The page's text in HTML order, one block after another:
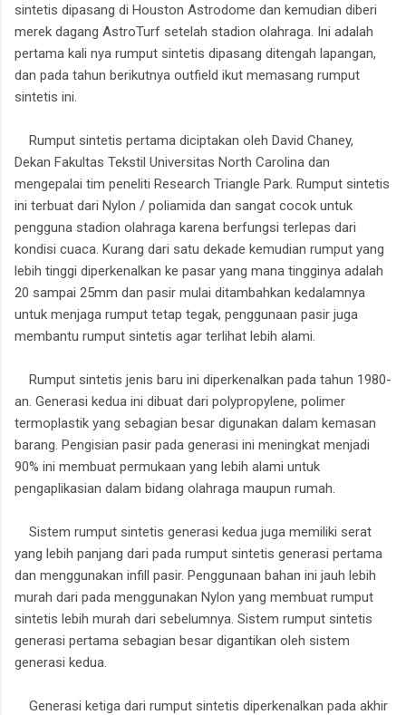
sintetis dipasang di Houston Astrodome dan kemudian diberi
merek dagang AstroTurf setelah stadion olahraga. Ini adalah
pertama kali nya rumput sintetis dipasang ditengah lapangan,
dan pada tahun berikutnya outfield ikut memasang rumput
sintetis ini.
Rumput sintetis pertama diciptakan oleh David Chaney,
Dekan Fakultas Tekstil Universitas North Carolina dan
mengepalai tim peneliti Research Triangle Park. Rumput sintetis
ini terbuat dari Nylon / poliamida dan sangat cocok untuk
pengguna stadion olahraga karena berfungsi terlepas dari
kondisi cuaca. Kurang dari satu dekade kemudian rumput yang
lebih tinggi diperkenalkan ke pasar yang mana tingginya adalah
20 sampai 25mm dan pasir mulai ditambahkan kedalamnya
untuk menjaga rumput tetap tegak, penggunaan pasir juga
membantu rumput sintetis agar terlihat lebih alami.
Rumput sintetis jenis baru ini diperkenalkan pada tahun 1980-
an. Generasi kedua ini dibuat dari polypropylene, polimer
termoplastik yang sebagian besar digunakan dalam kemasan
barang. Pengisian pasir pada generasi ini meningkat menjadi
90% ini membuat permukaan yang lebih alami untuk
pengaplikasian dalam bidang olahraga maupun rumah.
Sistem rumput sintetis generasi kedua juga memiliki serat
yang lebih panjang dari pada rumput sintetis generasi pertama
dan menggunakan infill pasir. Penggunaan bahan ini jauh lebih
murah dari pada menggunakan Nylon yang membuat rumput
sintetis lebih murah dari sebelumnya. Sistem rumput sintetis
generasi pertama sebagian besar digantikan oleh sistem
generasi kedua.
Generasi ketiga dari rumput sintetis diperkenalkan pada akhir